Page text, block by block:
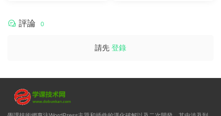
評論 0
請先 登錄